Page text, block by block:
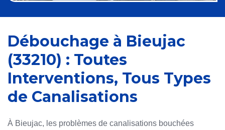
Débouchage à Bieujac
(33210) : Toutes
Interventions, Tous Types
de Canalisations
À Bieujac, les problèmes de canalisations bouchées